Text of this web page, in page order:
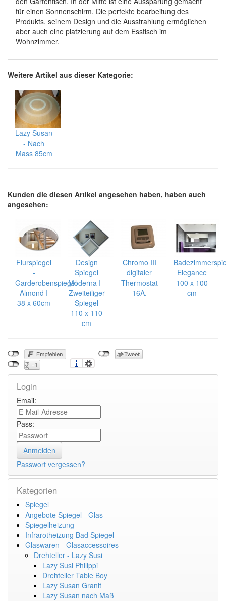
für einen Sonnenschirm. Die perfekte bearbeitung des
Produkts, seinem Design und die Ausstrahlung ermöglichen
aber auch eine platzierung auf dem Esstisch im
Wohnzimmer.
Weitere Artikel aus dieser Kategorie:
Lazy Susan
- Nach
Mass 85cm
Kunden die diesen Artikel angesehen haben, haben auch
angesehen:
Flurspiegel
-
Garderobenspiegel
Almond I
38 x 60cm
Design
Spiegel
Moderna I -
Zweiteiliger
Spiegel
110 x 110
cm
Chromo III
digitaler
Thermostat
16A.
Elegance
100 x 100
cm
Login
Email:
Pass:
Passwort vergessen?
Kategorien
Spiegel
Angebote Spiegel - Glas
Spiegelheizung
Infrarotheizung Bad Spiegel
Glaswaren - Glasaccessoires
Drehteller - Lazy Susi
Lazy Susi Philippi
Drehteller Table Boy
Lazy Susan Granit
Lazy Susan nach Maß